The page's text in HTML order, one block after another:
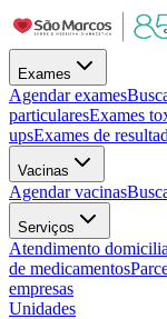
Exames
Agendar exames
particularesExames
upsExames de
Vacinas
Agendar vacinas
Serviços
Atendimento
de medicamentos
empresas
Unidades